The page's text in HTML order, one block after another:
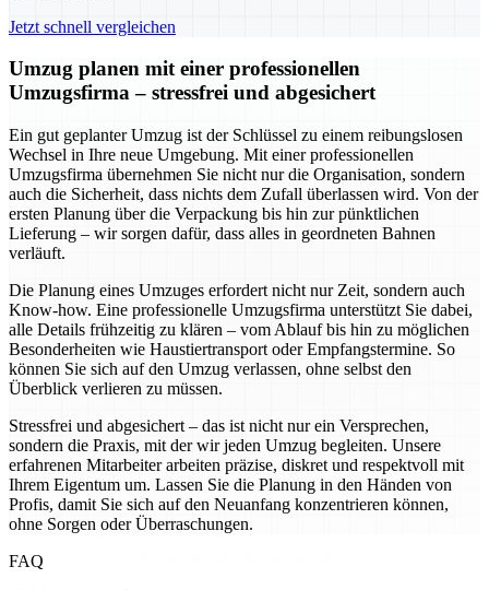
Jetzt schnell vergleichen
Umzug planen mit einer professionellen
Umzugsfirma – stressfrei und abgesichert
Ein gut geplanter Umzug ist der Schlüssel zu einem reibungslosen
Wechsel in Ihre neue Umgebung. Mit einer professionellen
Umzugsfirma übernehmen Sie nicht nur die Organisation, sondern
auch die Sicherheit, dass nichts dem Zufall überlassen wird. Von der
ersten Planung über die Verpackung bis hin zur pünktlichen
Lieferung – wir sorgen dafür, dass alles in geordneten Bahnen
verläuft.
Die Planung eines Umzuges erfordert nicht nur Zeit, sondern auch
Know-how. Eine professionelle Umzugsfirma unterstützt Sie dabei,
alle Details frühzeitig zu klären – vom Ablauf bis hin zu möglichen
Besonderheiten wie Haustiertransport oder Empfangstermine. So
können Sie sich auf den Umzug verlassen, ohne selbst den
Überblick verlieren zu müssen.
Stressfrei und abgesichert – das ist nicht nur ein Versprechen,
sondern die Praxis, mit der wir jeden Umzug begleiten. Unsere
erfahrenen Mitarbeiter arbeiten präzise, diskret und respektvoll mit
Ihrem Eigentum um. Lassen Sie die Planung in den Händen von
Profis, damit Sie sich auf den Neuanfang konzentrieren können,
ohne Sorgen oder Überraschungen.
FAQ